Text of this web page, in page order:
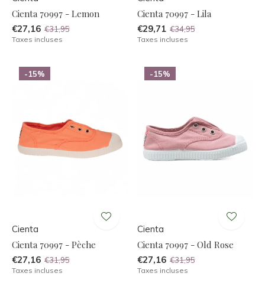
Cienta 70997 - Lemon
€27,16 €31,95
Taxes incluses
Cienta 70997 - Lila
€29,71 €34,95
Taxes incluses
-15%
Cienta
Cienta 70997 - Pèche
€27,16 €31,95
Taxes incluses
-15%
Cienta
Cienta 70997 - Old Rose
€27,16 €31,95
Taxes incluses